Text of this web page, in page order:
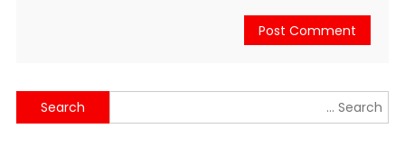
Search
for: